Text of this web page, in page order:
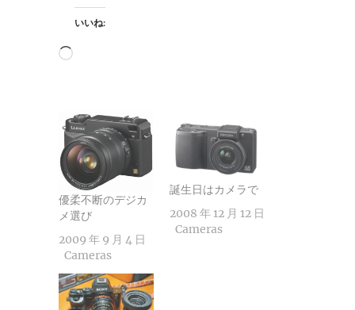
いいね:
読
中…
優柔不断のデジカ
メ選び
2009 年 9 月 4 日
Cameras
誕生日はカメラで
2008 年 12 月 12 日
Cameras